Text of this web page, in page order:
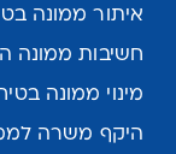
איתור ממונה
חשיבות ממונה
מינוי ממונה
היקף משרה